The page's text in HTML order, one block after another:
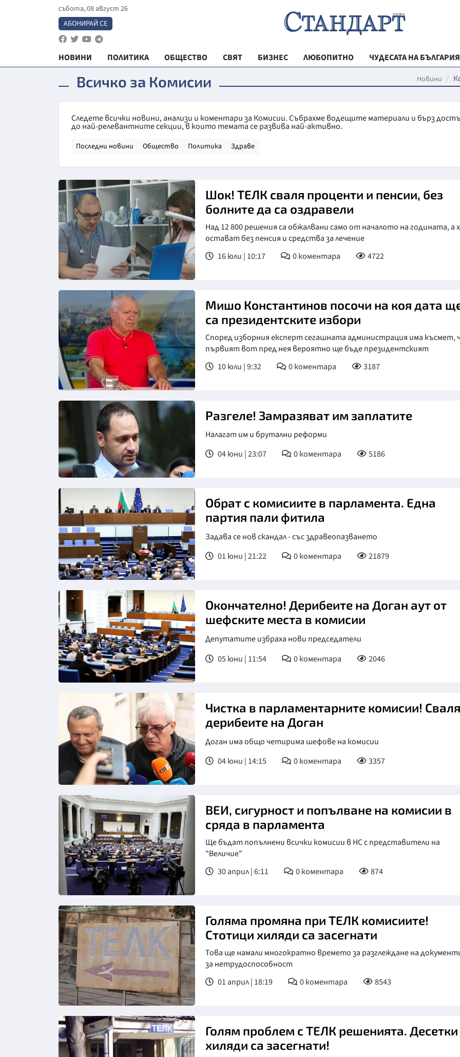
събота, 08 август 26
АБОНИРАЙ СЕ
НОВИНИ ПОЛИТИКА ОБЩЕСТВО СВЯТ БИЗНЕС ЛЮБОПИТНО
ЧУДЕСАТА НА БЪЛГАРИЯ
РЕГИОНАЛНИ
МЛАДЕЖКА
ТЕХНОЛОГИИ
ДА! НА
ОБЯВИ
Всичко за Комисии Новини
Следете всички новини, анализи и коментари за Комисии. Събрахме водещите материали и бърз
до най-релевантните секции, в които темата се развива най-активно.
Последни новини Общество Политика Здраве
Снимка: бТВ
Шок! ТЕЛК сваля проценти и пенсии, без
болните да са оздравели
Над 12 800 решения са обжалвани само от началото на годината, а
остават без пенсия и средства за лечение
16 юли | 10:17
0коментара 4722
Снимка: БНТ
Мишо Константинов посочи на коя дата
са президентските избори
Според изборния експерт сегашната администрация има късмет,
първият вот пред нея вероятно ще бъде президентският
10 юли | 9:32
0коментара 3187
Разгеле! Замразяват им заплатите
Налагат им и брутални реформи
04 юни | 23:07
0коментара 5186
Снимка: БТА
Обрат с комисиите в парламента. Една
партия пали фитила
Задава се нов скандал - със здравеопазването
01 юни | 21:22
0коментара 21879
Окончателно! Дерибеите на Доган аут от
шефските места в комисии
Депутатите избраха нови председатели
05 юни | 11:54
0коментара 2046
Снимка: БТА
Чистка в парламентарните комисии!
дерибеите на Доган
Доган има общо четирима шефове на комисии
04 юни | 14:15
0коментара 3357
Снимка: БТА, архив
ВЕИ, сигурност и попълване на комисии в
сряда в парламента
Ще бъдат попълнени всички комисии в НС с представители на
"Величие"
30 април | 6:11
0коментара 874
Голяма промяна при ТЕЛК комисиите!
Стотици хиляди са засегнати
Това ще намали многократно времето за разглеждане на
за нетрудоспособност
01 април | 18:19
0коментара 8543
Голям проблем с ТЕЛК решенията. Десетки
хиляди са засегнати!